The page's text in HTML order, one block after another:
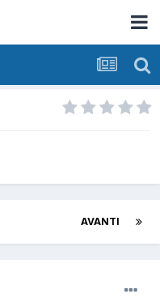
AVANTI